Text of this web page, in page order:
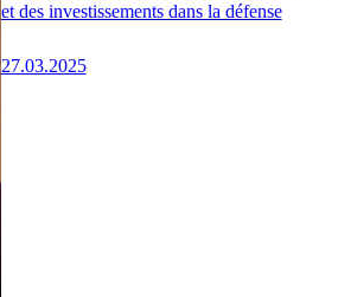
et des investissements dans la défense
27.03.2025